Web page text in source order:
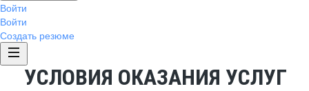
Войти
Войти
Создать резюме
УСЛОВИЯ ОКАЗАНИЯ УСЛУГ